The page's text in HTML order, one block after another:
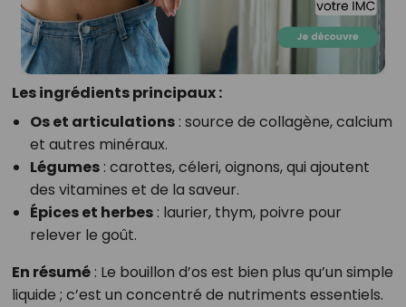
Les ingrédients principaux :
Os et articulations: source de collagène, calcium
et autres minéraux.
Légumes: carottes, céleri, oignons, qui ajoutent
des vitamines et de la saveur.
Épices et herbes: laurier, thym, poivre pour
relever le goût.
En résumé: Le bouillon d’os est bien plus qu’un simple
liquide ; c’est un concentré de nutriments essentiels.